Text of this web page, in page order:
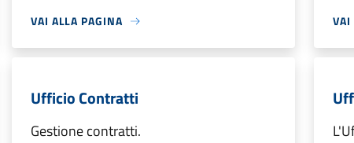
VAI ALLA PAGINA VAI
Ufficio Contratti
Gestione contratti.